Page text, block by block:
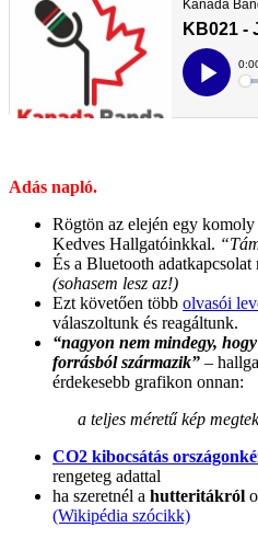
Adás napló.
Rögtön az elején egy
Kedves Hallgatóinkkal.
És a Bluetooth
(sohasem lesz az!)
Ezt követően több olvasói
válaszoltunk és reagáltunk.
“nagyon nem mindegy,
forrásból származik” –
érdekesebb grafikon onnan:
a teljes méretű kép
CO2 kibocsátás
rengeteg adattal
ha szeretnél a hutteritákról
(Wikipédia szócikk)